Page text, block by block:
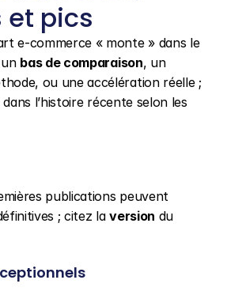
et pics
e-commerce « monte » dans le
bas de comparaison, un
ou une accélération réelle ;
l’histoire récente selon les
publications peuvent
; citez la version du